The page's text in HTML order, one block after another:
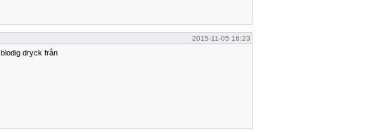
2015-11-05 16:23
dryck från